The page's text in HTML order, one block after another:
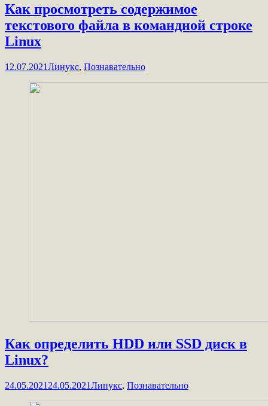
Как просмотреть содержимое
текстового файла в командной строке
Linux
12.07.2021Линукс, Познавательно
Как определить HDD или SSD диск в
Linux?
24.05.2021 24.05.2021Линукс, Познавательно